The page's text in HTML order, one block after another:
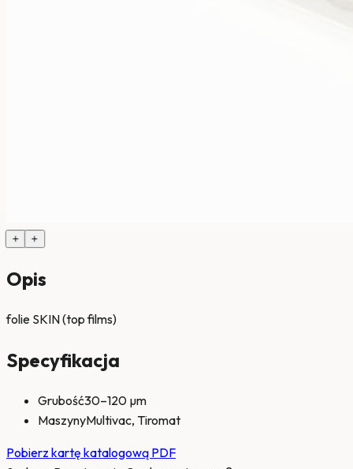
+ +
Opis
folie SKIN (top films)
Specyfikacja
Grubość30–120 µm
MaszynyMultivac, Tiromat
Pobierz kartę katalogową PDF